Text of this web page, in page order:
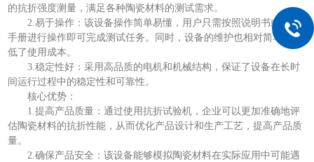
的抗折强度测量，满足各种陶瓷材料的测试需求。
2.易于操作：该设备操作简单易懂，用户只需按照说明书或操作
手册进行操作即可完成测试任务。同时，设备的维护也相对简单，降
低了使用成本。
3.稳定性好：采用高品质的电机和机械结构，保证了设备在长时
间运行过程中的稳定性和可靠性。
核心优势：
1.提高产品质量：通过使用抗折试验机，企业可以更加准确地评
估陶瓷材料的抗折性能，从而优化产品设计和生产工艺，提高产品质
量。
2.确保产品安全：该设备能够模拟陶瓷材料在实际应用中可能遇